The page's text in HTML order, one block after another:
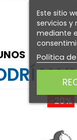
-20%
Este sitio
servicios y
mediante
Política